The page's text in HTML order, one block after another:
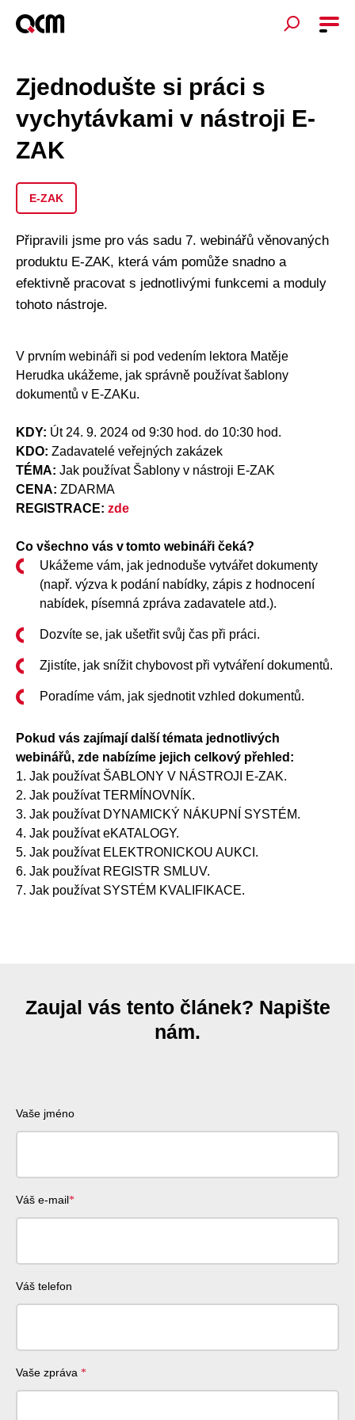
Zjednodušte si práci s
vychytávkami v nástroji E-
ZAK
E-ZAK
Připravili jsme pro vás sadu 7. webinářů věnovaných
produktu E-ZAK, která vám pomůže snadno a
efektivně pracovat s jednotlivými funkcemi a moduly
tohoto nástroje.
V prvním webináři si pod vedením lektora Matěje
Herudka ukážeme, jak správně používat šablony
dokumentů v E-ZAKu.
KDY: Út 24. 9. 2024 od 9:30 hod. do 10:30 hod.
KDO: Zadavatelé veřejných zakázek
TÉMA: Jak používat Šablony v nástroji E-ZAK
CENA: ZDARMA
REGISTRACE: zde
Co všechno vás v tomto webináři čeká?
Ukážeme vám, jak jednoduše vytvářet dokumenty
(např. výzva k podání nabídky, zápis z hodnocení
nabídek, písemná zpráva zadavatele atd.).
Dozvíte se, jak ušetřit svůj čas při práci.
Zjistíte, jak snížit chybovost při vytváření dokumentů.
Poradíme vám, jak sjednotit vzhled dokumentů.
Pokud vás zajímají další témata jednotlivých
webinářů, zde nabízíme jejich celkový přehled:
1. Jak používat ŠABLONY V NÁSTROJI E-ZAK.
2. Jak používat TERMÍNOVNÍK.
3. Jak používat DYNAMICKÝ NÁKUPNÍ SYSTÉM.
4. Jak používat eKATALOGY.
5. Jak používat ELEKTRONICKOU AUKCI.
6. Jak používat REGISTR SMLUV.
7. Jak používat SYSTÉM KVALIFIKACE.
Zaujal vás tento článek? Napište
nám.
Vaše jméno
Váš e-mail
Váš telefon
Vaše zpráva